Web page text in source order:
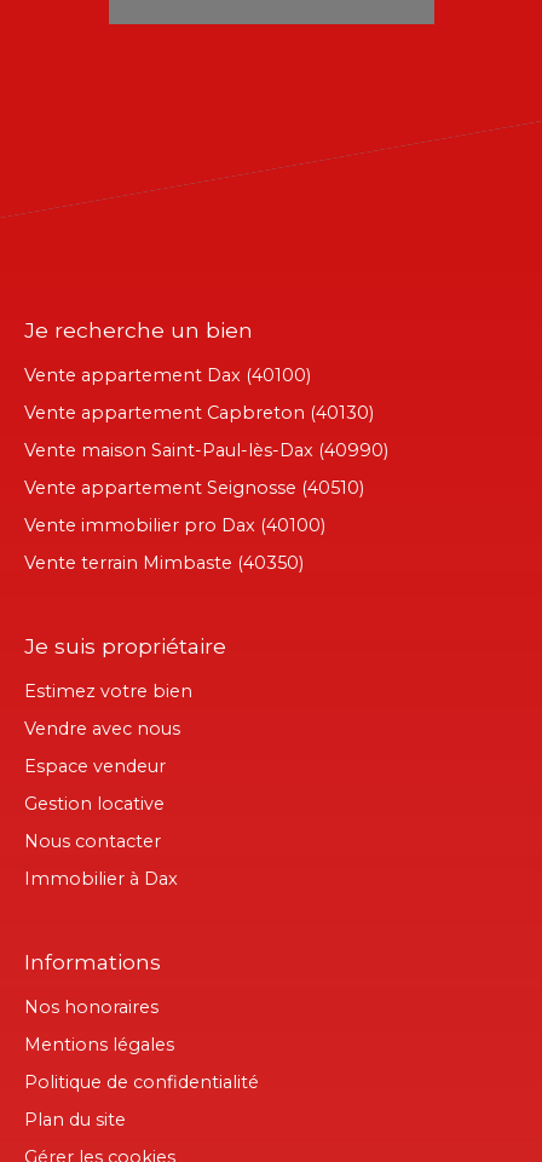
Je recherche un bien
Vente appartement Dax (40100)
Vente appartement Capbreton (40130)
Vente maison Saint-Paul-lès-Dax (40990)
Vente appartement Seignosse (40510)
Vente immobilier pro Dax (40100)
Vente terrain Mimbaste (40350)
Je suis propriétaire
Estimez votre bien
Vendre avec nous
Espace vendeur
Gestion locative
Nous contacter
Immobilier à Dax
Informations
Nos honoraires
Mentions légales
Politique de confidentialité
Plan du site
Gérer les cookies